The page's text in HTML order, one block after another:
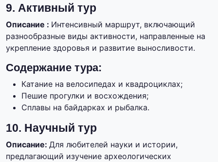
9. Активный тур
Описание : Интенсивный маршрут, включающий
разнообразные виды активности, направленные на
укрепление здоровья и развитие выносливости.
Содержание тура:
Катание на велосипедах и квадроциклах;
Пешие прогулки и восхождения;
Сплавы на байдарках и рыбалка.
10. Научный тур
Описание: Для любителей науки и истории,
предлагающий изучение археологических